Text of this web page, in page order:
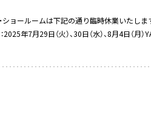
ショールームは下記の通り臨時休業いたし
年7月29日（火）、30日（水）、8月4日（月